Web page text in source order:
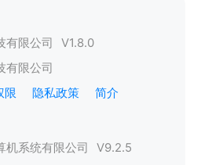
有限公司 V1.8.0
有限公司
限 隐私政策 简介
机系统有限公司 V9.2.5